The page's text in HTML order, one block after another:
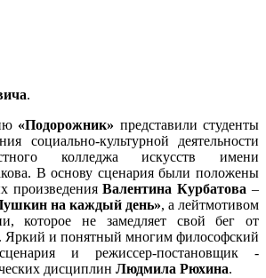
.
«Подорожник» представили студенты
социально-культурной деятельности
колледжа искусств имени
В основу сценария были положены
произведенияВалентина Курбатова –
на каждый день», а лейтмотивом
которое не замедляет свой бег от
Яркий и понятный многим философский
и режиссер-постановщик -
дисциплин Людмила Рюхина.